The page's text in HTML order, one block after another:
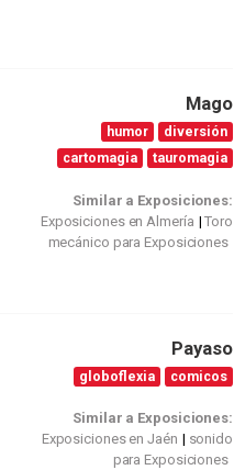
Mago
humor
diversión
cartomagia
tauromagia
Similar a Exposiciones:
Exposiciones en Almería
Toro
mecánico para Exposiciones
Payaso
globoflexia comicos
Similar a Exposiciones:
Exposiciones en Jaén
sonido
para Exposiciones